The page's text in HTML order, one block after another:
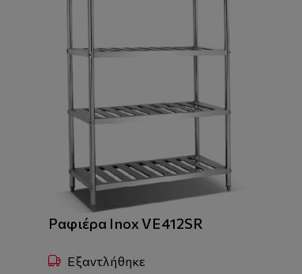
Ραφιέρα Inox VE412SR
Εξαντλήθηκε